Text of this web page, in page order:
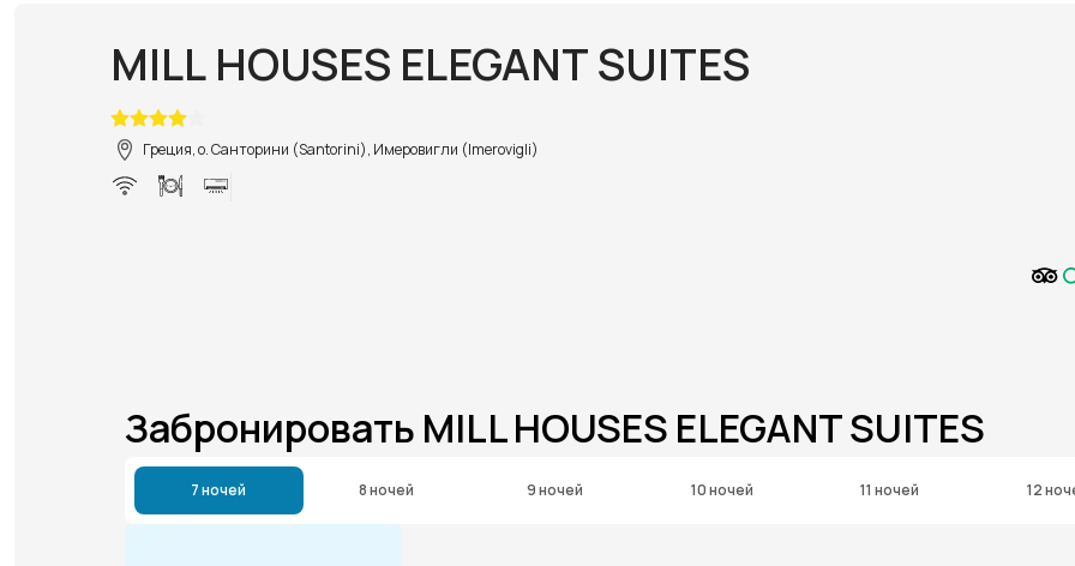
MILL HOUSES ELEGANT SUITES
Греция, о. Санторини (Santorini), Имеровигли (Imerovigli)
Забронировать MILL HOUSES ELEGANT SUITES
7 ночей 8 ночей 9 ночей 10 ночей 11 ночей 12